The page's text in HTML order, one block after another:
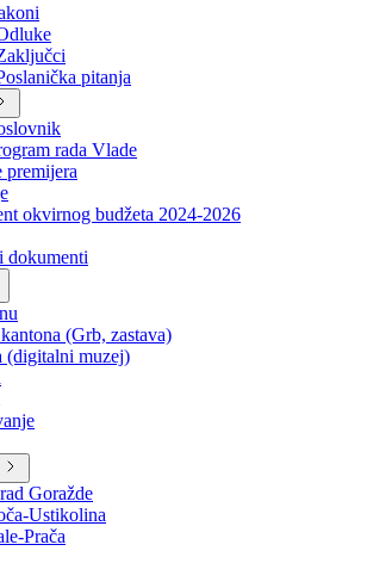
rada Skupštine
2026
pitanja
rada Vlade
okvirnog budžeta 2024-2026
(Grb, zastava)
muzej)